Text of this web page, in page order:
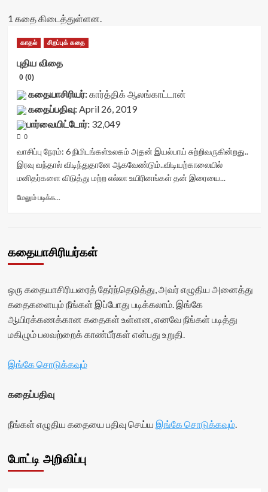
1 கதை கிடைத்துள்ளன.
காதல் சிறப்புக் கதை
புதிய விதை
0 (0)
கதையாசிரியர்:கார்த்திக் ஆலங்காட்டான்
கதைப்பதிவு:April 26, 2019
பார்வையிட்டோர்:32,049
0
வாசிப்பு நேரம்: 6 நிமிடங்கள்உலகம் அதன் இயல்பாய் சுற்றிவருகின்றது..
இரவு வந்தால் விடிந்துதானே ஆகவேண்டும்..விடியற்காலையில்
மனிதர்களை விடுத்து மற்ற எல்லா உயிரினங்கள் தன் இரையை...
மேலும் படிக்க...
class="yasr-
title-
container">
<div
class='yasr-
stars-
rater-
readonly-
data-
கதையாசிரியர்கள்
ஒரு கதையாசிரியரைத் தேர்ந்தெடுத்து, அவர் எழுதிய அனைத்து
கதைகளையும் நீங்கள் இப்போது படிக்கலாம். இங்கே
ஆயிரக்கணக்கான கதைகள் உள்ளன, எனவே நீங்கள் படித்து
மகிழும் பலவற்றைக் காண்பீர்கள் என்பது உறுதி.
இங்கே சொடுக்கவும்
கதைப்பதிவு
நீங்கள் எழுதிய கதையை பதிவு செய்ய இங்கே சொடுக்கவும்.
போட்டி அறிவிப்பு